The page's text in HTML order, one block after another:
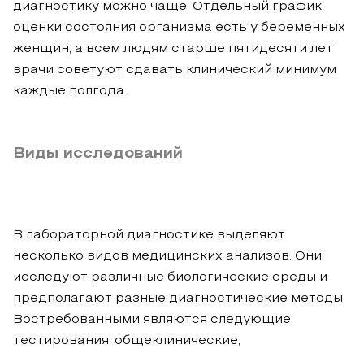
диагностику можно чаще. Отдельный график
оценки состояния организма есть у беременных
женщин, а всем людям старше пятидесяти лет
врачи советуют сдавать клинический минимум
каждые полгода.
Виды исследований
В лабораторной диагностике выделяют
несколько видов медицинских анализов. Они
исследуют различные биологические среды и
предполагают разные диагностические методы.
Востребованными являются следующие
тестирования: общеклинические,